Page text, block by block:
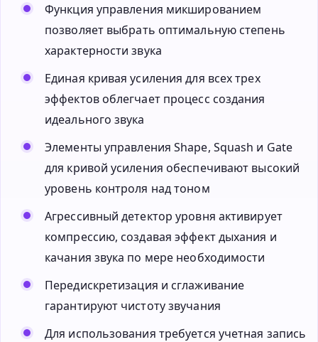
Функция управления микшированием
позволяет выбрать оптимальную степень
характерности звука
Единая кривая усиления для всех трех
эффектов облегчает процесс создания
идеального звука
Элементы управления Shape, Squash и Gate
для кривой усиления обеспечивают высокий
уровень контроля над тоном
Агрессивный детектор уровня активирует
компрессию, создавая эффект дыхания и
качания звука по мере необходимости
Передискретизация и сглаживание
гарантируют чистоту звучания
Для использования требуется учетная запись